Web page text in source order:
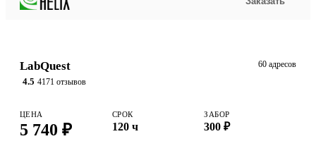
LabQuest
4.5 4171 отзывов
60 адресов
ЦЕНА
5 740 ₽
СРОК
120 ч
ЗАБОР
300 ₽